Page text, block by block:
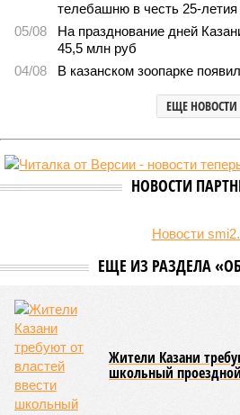
телебашню в честь 25-
05/08
На празднование дней
45,5 млн руб
04/08
В казанском зоопарке
ЕЩЕ НОВОСТИ
НОВОСТИ
Новости
ЕЩЕ ИЗ РАЗДЕЛА
Жители Казани
школьный проездной